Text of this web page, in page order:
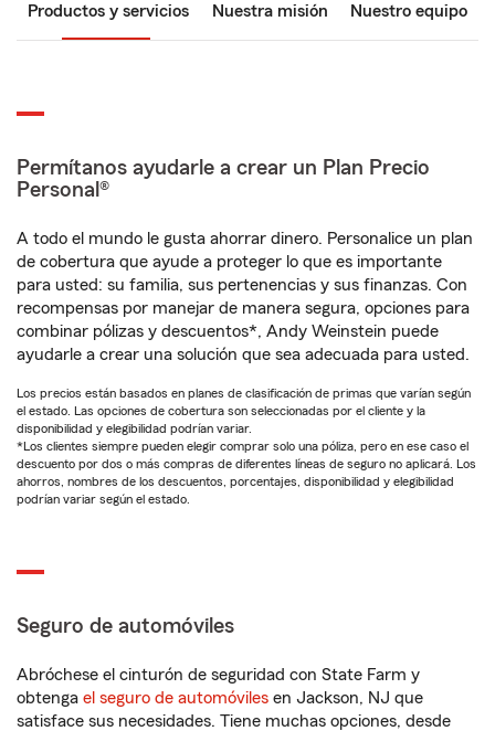
Productos y servicios Nuestra misión Nuestro equipo
Permítanos ayudarle a crear un Plan Precio
Personal®
A todo el mundo le gusta ahorrar dinero. Personalice un plan
de cobertura que ayude a proteger lo que es importante
para usted: su familia, sus pertenencias y sus finanzas. Con
recompensas por manejar de manera segura, opciones para
combinar pólizas y descuentos*, Andy Weinstein puede
ayudarle a crear una solución que sea adecuada para usted.
Los precios están basados en planes de clasificación de primas que varían según
el estado. Las opciones de cobertura son seleccionadas por el cliente y la
disponibilidad y elegibilidad podrían variar.
*Los clientes siempre pueden elegir comprar solo una póliza, pero en ese caso el
descuento por dos o más compras de diferentes líneas de seguro no aplicará. Los
ahorros, nombres de los descuentos, porcentajes, disponibilidad y elegibilidad
podrían variar según el estado.
Seguro de automóviles
Abróchese el cinturón de seguridad con State Farm y
obtenga el seguro de automóviles en Jackson, NJ que
satisface sus necesidades. Tiene muchas opciones, desde